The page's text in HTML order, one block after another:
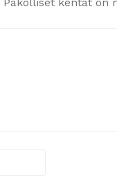
Pakolliset kentät on